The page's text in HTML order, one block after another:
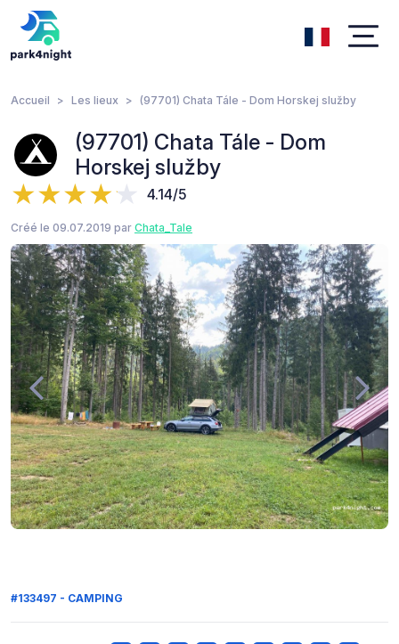
Accueil Les lieux (97701) Chata Tále - Dom Horskej služby
(97701) Chata Tále - Dom
Horskej služby
4.14/5
Créé le 09.07.2019 par Chata_Tale
#133497 - CAMPING